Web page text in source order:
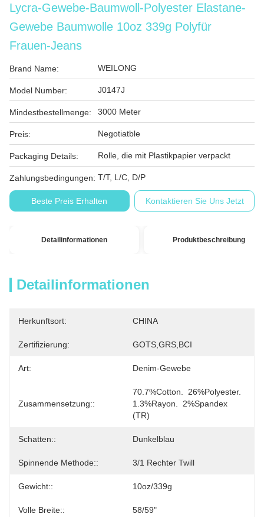
Lycra-Gewebe-Baumwoll-Polyester Elastane-
Gewebe Baumwolle 10oz 339g Polyfür
Frauen-Jeans
Brand Name: WEILONG
Model Number: J0147J
Mindestbestellmenge: 3000 Meter
Preis: Negotiatble
Packaging Details: Rolle, die mit Plastikpapier verpackt
Zahlungsbedingungen: T/T, L/C, D/P
Beste Preis Erhalten Kontaktieren Sie Uns Jetzt
Detailinformationen Produktbeschreibung
Detailinformationen
Herkunftsort: CHINA
Zertifizierung: GOTS,GRS,BCI
Art: Denim-Gewebe
Zusammensetzung::
70.7%Cotton.  26%Polyester.
1.3%Rayon.  2%Spandex
(TR)
Schatten:: Dunkelblau
Spinnende Methode:: 3/1 Rechter Twill
Gewicht:: 10oz/339g
Volle Breite:: 58/59"